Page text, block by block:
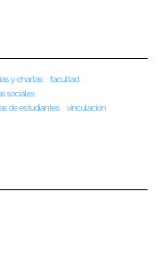
y charlas
facultad
sociales
de estudiantes
vinculacion